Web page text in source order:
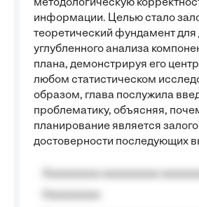
методологическую
информации. Целью стало
теоретический фундамент
углубленного анализа
плана, демонстрируя его
любом статистическом
образом, глава послужила
проблематику, объясняя,
планирование является
достоверности последующих